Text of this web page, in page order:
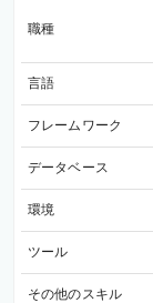
職種
言語
フレームワーク
データベース
環境
ツール
その他のスキル